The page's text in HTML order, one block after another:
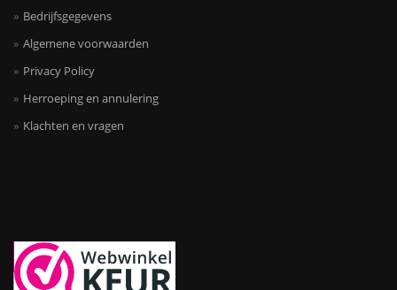
Bedrijfsgegevens
Algemene voorwaarden
Privacy Policy
Herroeping en annulering
Klachten en vragen